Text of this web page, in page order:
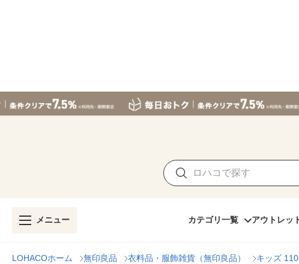
メニュー カテゴリ一覧 アウトレッ
LOHACOホーム 無印良品 衣料品・服飾雑貨（無印良品） キッズ